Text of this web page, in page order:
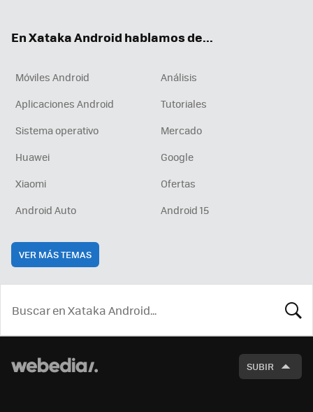
En Xataka Android hablamos de...
Móviles Android
Análisis
Aplicaciones Android
Tutoriales
Sistema operativo
Mercado
Huawei
Google
Xiaomi
Ofertas
Android Auto
Android 15
VER MÁS TEMAS
SUBIR